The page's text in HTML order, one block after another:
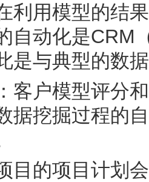
利用模型的结
自动化是CRM
是与典型的数
户模型评分和
据挖掘过程的
的项目计划会